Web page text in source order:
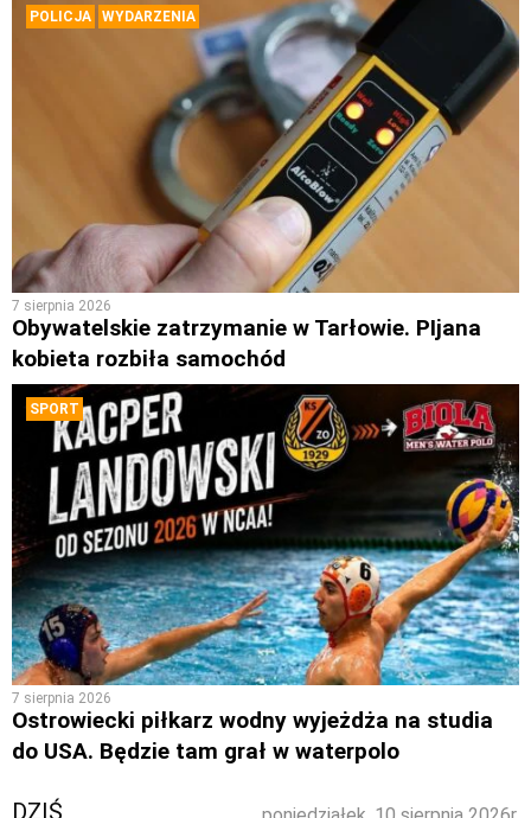
POLICJA WYDARZENIA
7 sierpnia 2026
Obywatelskie zatrzymanie w Tarłowie. PIjana
kobieta rozbiła samochód
SPORT
7 sierpnia 2026
Ostrowiecki piłkarz wodny wyjeżdża na studia
do USA. Będzie tam grał w waterpolo
DZIŚ